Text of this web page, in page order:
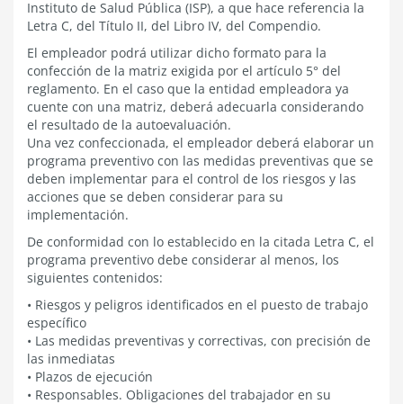
Instituto de Salud Pública (ISP), a que hace referencia la
Letra C, del Título II, del Libro IV, del Compendio.
El empleador podrá utilizar dicho formato para la
confección de la matriz exigida por el artículo 5° del
reglamento. En el caso que la entidad empleadora ya
cuente con una matriz, deberá adecuarla considerando
el resultado de la autoevaluación.
Una vez confeccionada, el empleador deberá elaborar un
programa preventivo con las medidas preventivas que se
deben implementar para el control de los riesgos y las
acciones que se deben considerar para su
implementación.
De conformidad con lo establecido en la citada Letra C, el
programa preventivo debe considerar al menos, los
siguientes contenidos:
• Riesgos y peligros identificados en el puesto de trabajo
específico
• Las medidas preventivas y correctivas, con precisión de
las inmediatas
• Plazos de ejecución
• Responsables. Obligaciones del trabajador en su